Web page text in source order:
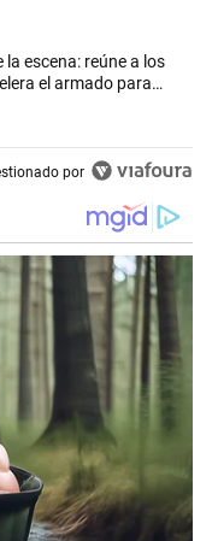
Milei vuelve al centro de
la escena: reúne a los
el armado para
por